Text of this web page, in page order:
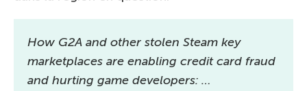
How G2A and other stolen Steam key
marketplaces are enabling credit card fraud
and hurting game developers: …